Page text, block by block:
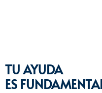
TU AYUDA
ES